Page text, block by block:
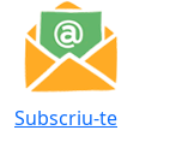
Subscriu-te